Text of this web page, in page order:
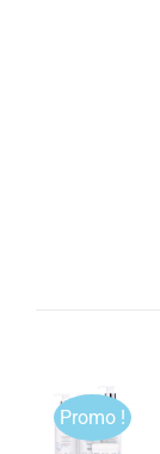
Promo !